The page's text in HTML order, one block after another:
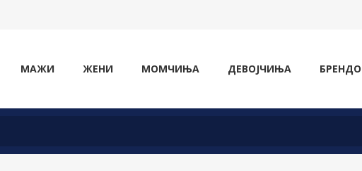
МАЖИ ЖЕНИ МОМЧИЊА ДЕВОЈЧИЊА